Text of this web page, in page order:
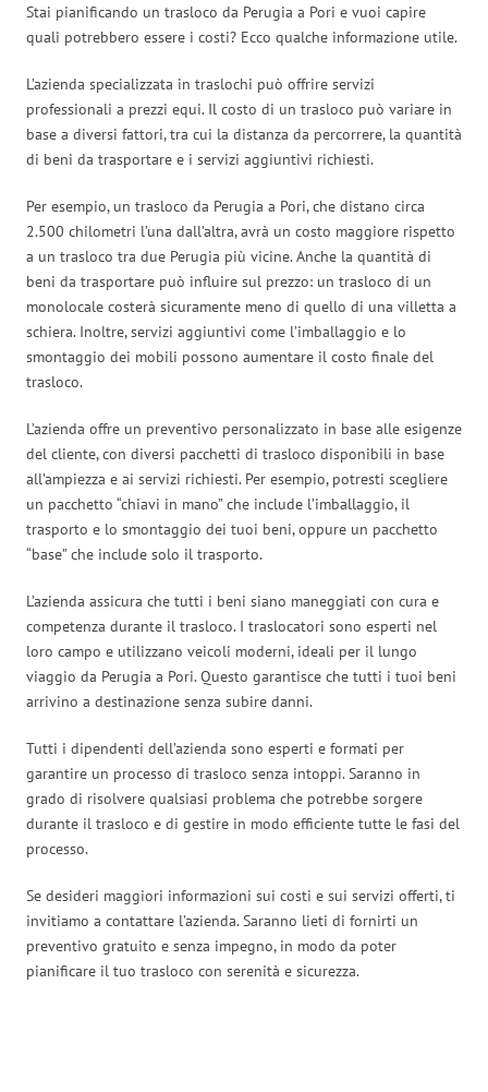
Stai pianificando un trasloco da Perugia a Pori e vuoi capire
quali potrebbero essere i costi? Ecco qualche informazione utile.
L’azienda specializzata in traslochi può offrire servizi
professionali a prezzi equi. Il costo di un trasloco può variare in
base a diversi fattori, tra cui la distanza da percorrere, la quantità
di beni da trasportare e i servizi aggiuntivi richiesti.
Per esempio, un trasloco da Perugia a Pori, che distano circa
2.500 chilometri l’una dall’altra, avrà un costo maggiore rispetto
a un trasloco tra due Perugia più vicine. Anche la quantità di
beni da trasportare può influire sul prezzo: un trasloco di un
monolocale costerà sicuramente meno di quello di una villetta a
schiera. Inoltre, servizi aggiuntivi come l’imballaggio e lo
smontaggio dei mobili possono aumentare il costo finale del
trasloco.
L’azienda offre un preventivo personalizzato in base alle esigenze
del cliente, con diversi pacchetti di trasloco disponibili in base
all’ampiezza e ai servizi richiesti. Per esempio, potresti scegliere
un pacchetto “chiavi in mano” che include l’imballaggio, il
trasporto e lo smontaggio dei tuoi beni, oppure un pacchetto
“base” che include solo il trasporto.
L’azienda assicura che tutti i beni siano maneggiati con cura e
competenza durante il trasloco. I traslocatori sono esperti nel
loro campo e utilizzano veicoli moderni, ideali per il lungo
viaggio da Perugia a Pori. Questo garantisce che tutti i tuoi beni
arrivino a destinazione senza subire danni.
Tutti i dipendenti dell’azienda sono esperti e formati per
garantire un processo di trasloco senza intoppi. Saranno in
grado di risolvere qualsiasi problema che potrebbe sorgere
durante il trasloco e di gestire in modo efficiente tutte le fasi del
processo.
Se desideri maggiori informazioni sui costi e sui servizi offerti, ti
invitiamo a contattare l’azienda. Saranno lieti di fornirti un
preventivo gratuito e senza impegno, in modo da poter
pianificare il tuo trasloco con serenità e sicurezza.